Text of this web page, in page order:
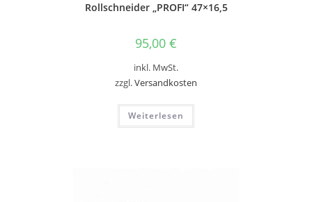
Rollschneider „PROFI“ 47×16,5
95,00 €
inkl. MwSt.
zzgl.Versandkosten
Weiterlesen